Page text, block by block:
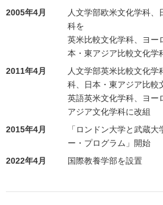
2005年4月
人文学部欧米文化学科
科を
英米比較文化学科、ヨー
本・東アジア比較文化学
2011年4月
人文学部英米比較文化
科、日本・東アジア比較
英語英米文化学科、ヨー
アジア文化学科に改組
2015年4月
「ロンドン大学と武蔵
ー・プログラム」開始
2022年4月
国際教養学部を設置